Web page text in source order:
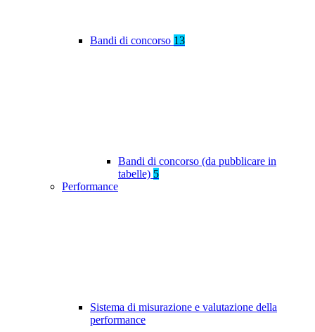
Bandi di concorso 13
Bandi di concorso (da pubblicare in
tabelle) 5
Performance
Sistema di misurazione e valutazione della
performance